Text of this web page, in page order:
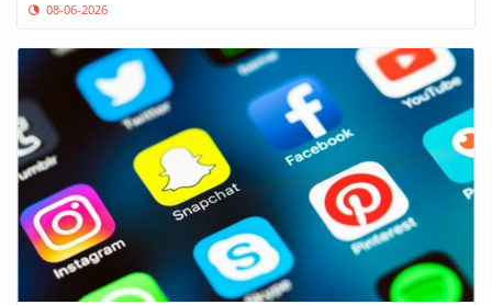
08-06-2026